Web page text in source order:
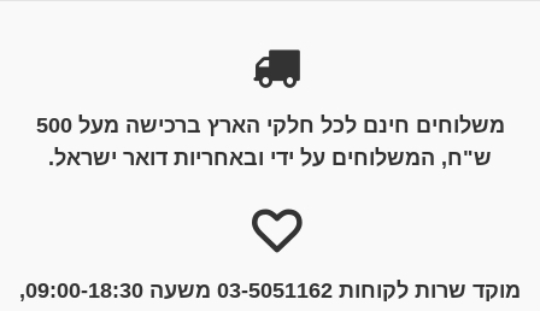
משלוחים חינם לכל חלקי הארץ ברכישה מעל 500
ש"ח, המשלוחים על ידי ובאחריות דואר ישראל.
מוקד שרות לקוחות 03-5051162 משעה 09:00-18:30,